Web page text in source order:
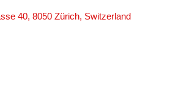
40, 8050 Zürich, Switzerland